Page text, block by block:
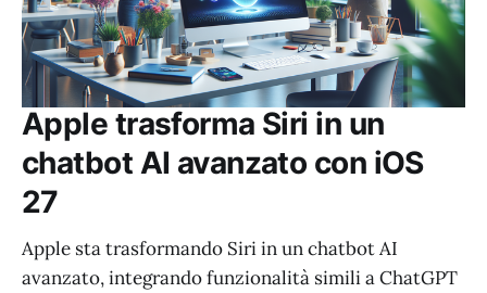
Apple trasforma Siri in un
chatbot AI avanzato con iOS
27
Apple sta trasformando Siri in un chatbot AI
avanzato, integrando funzionalità simili a ChatGPT